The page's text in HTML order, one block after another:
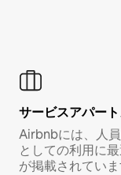
サービスアパー
Airbnbには、人
としての利用に
が掲載されていま